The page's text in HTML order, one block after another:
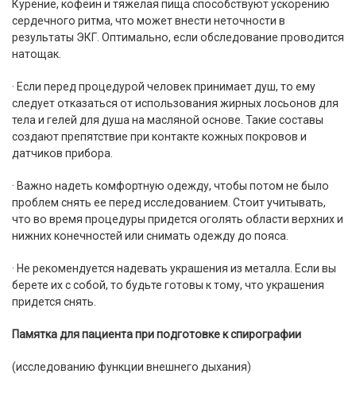
Курение, кофеин и тяжелая пища способствуют ускорению
сердечного ритма, что может внести неточности в
результаты ЭКГ. Оптимально, если обследование проводится
натощак.
· Если перед процедурой человек принимает душ, то ему
следует отказаться от использования жирных лосьонов для
тела и гелей для душа на масляной основе. Такие составы
создают препятствие при контакте кожных покровов и
датчиков прибора.
· Важно надеть комфортную одежду, чтобы потом не было
проблем снять ее перед исследованием. Стоит учитывать,
что во время процедуры придется оголять области верхних и
нижних конечностей или снимать одежду до пояса.
· Не рекомендуется надевать украшения из металла. Если вы
берете их с собой, то будьте готовы к тому, что украшения
придется снять.
Памятка для пациента при подготовке к спирографии
(исследованию функции внешнего дыхания)